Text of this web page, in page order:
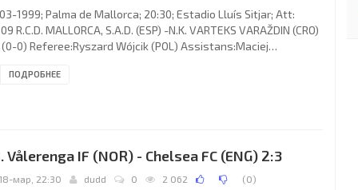
1999; Palma de Mallorca; 20:30; Estadio Lluís Sitjar; Att:
R.C.D. MALLORCA, S.A.D. (ESP) -N.K. VARTEKS VARAŽDIN (CRO)
(0-0) Referee:Ryszard Wójcik (POL) Assistans:Maciej
“El Caño” IBAGAZA 53; 2-0 Veljko Paunović 55; 3-0 Daniel
ПОДРОБНЕЕ
Vålerenga IF (NOR) - Chelsea FC (ENG) 2:3
18-мар, 22:30 dudd 0 2 062 (0)